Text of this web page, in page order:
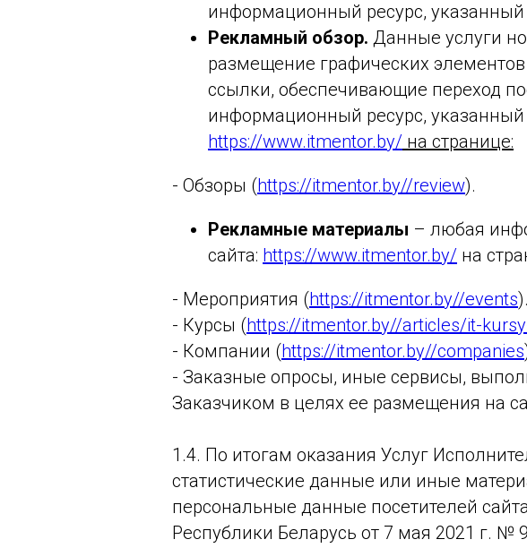
информационный ресурс,
Рекламный обзор. Данные услуги
размещение графических
ссылки, обеспечивающие переход
информационный ресурс,
https://www.itmentor.by/ на странице:
- Обзоры (https://itmentor.by//review).
Рекламные материалы – любая
сайта: https://www.itmentor.by/ на
- Мероприятия (https://itmentor.by//events).
- Курсы (https://itmentor.by//articles/it-
- Компании (https://itmentor.by//companies
- Заказные опросы, иные сервисы,
Заказчиком в целях ее размещения на
1.4. По итогам оказания Услуг
статистические данные или иные
персональные данные посетителей
Республики Беларусь от 7 мая 2021 г.